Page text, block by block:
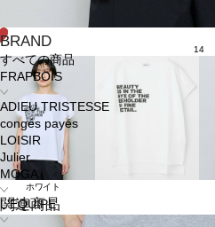
BRAND
すべての商品
FRAPBOIS
ADIEU TRISTESSE
congés payés
LOISIR
Julier
MOGA
L'EQUIPE
14
ホワイト
関連商品